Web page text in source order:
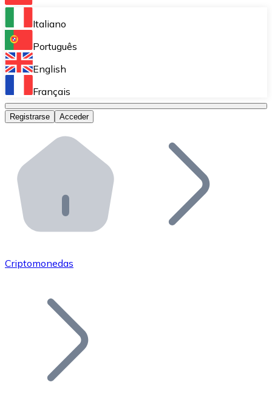
Bitnovo Ramp
Integra nuestra solución en tu plataforma.
Bitnovo Giftcards
Bitnovo OTC
Bitnovo ATM
Integra un ATM Bitnovo en tu negocio y permite que
Bitnovo API
Integra nuestra API en tu ecosistema.
Únete a nuestra red de distribuidores.
Añade tu proyecto a nuestro ecosistema.
Italiano
Português
English
Français
Registrarse Acceder
Criptomonedas